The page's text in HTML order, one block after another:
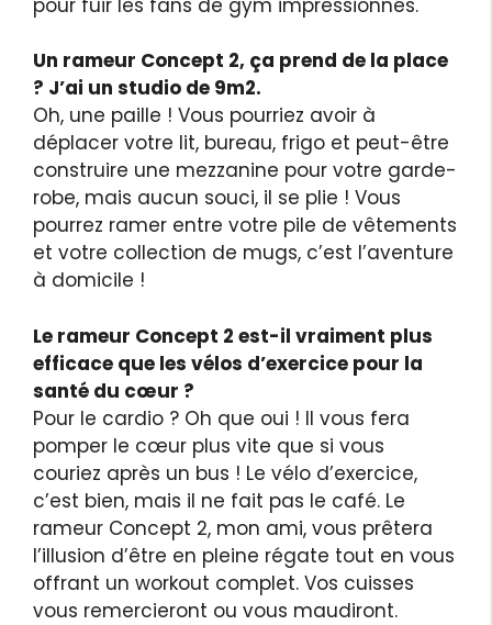
pour fuir les fans de gym impressionnés.
Un rameur Concept 2, ça prend de la place
? J’ai un studio de 9m2.
Oh, une paille ! Vous pourriez avoir à
déplacer votre lit, bureau, frigo et peut-être
construire une mezzanine pour votre garde-
robe, mais aucun souci, il se plie ! Vous
pourrez ramer entre votre pile de vêtements
et votre collection de mugs, c’est l’aventure
à domicile !
Le rameur Concept 2 est-il vraiment plus
efficace que les vélos d’exercice pour la
santé du cœur ?
Pour le cardio ? Oh que oui ! Il vous fera
pomper le cœur plus vite que si vous
couriez après un bus ! Le vélo d’exercice,
c’est bien, mais il ne fait pas le café. Le
rameur Concept 2, mon ami, vous prêtera
l’illusion d’être en pleine régate tout en vous
offrant un workout complet. Vos cuisses
vous remercieront ou vous maudiront.